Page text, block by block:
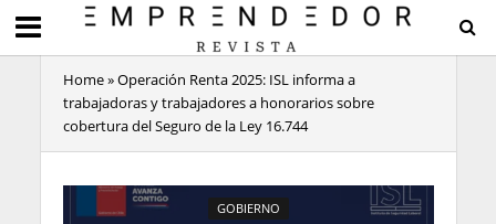
Home»Operación Renta 2025: ISL informa a
trabajadoras y trabajadores a honorarios sobre
cobertura del Seguro de la Ley 16.744
GOBIERNO